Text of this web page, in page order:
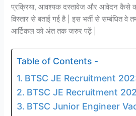
प्रक्रिया, आवश्यक दस्तावेज और आवेदन कैसे
विस्तार से बताई गई है | इस भर्ती से सम्बंधित वे
आर्टिकल को अंत तक जरुर पढ़ें |
Table of Contents -
BTSC JE Recruitment
BTSC JE Recruitment
BTSC Junior Engineer